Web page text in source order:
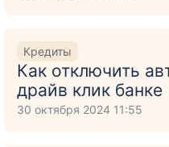
Кредиты
Как отключить
драйв клик банке
30 октября 2024 11:55